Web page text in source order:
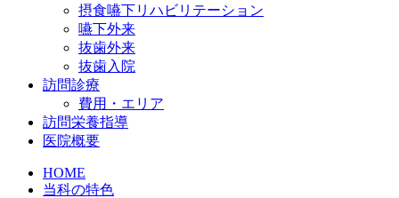
摂食嚥下リハビリテーション
嚥下外来
抜歯外来
抜歯入院
訪問診療
費用・エリア
訪問栄養指導
医院概要
HOME
当科の特色